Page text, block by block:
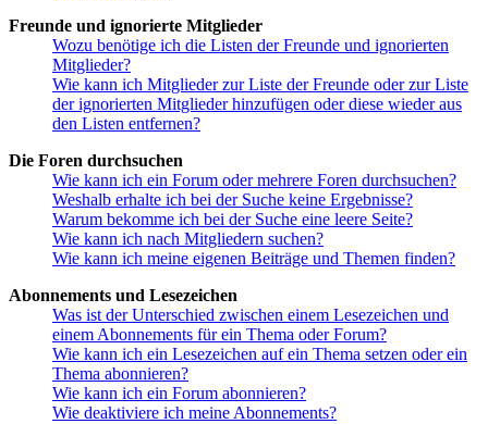
Freunde und ignorierte Mitglieder
Wozu benötige ich die Listen der Freunde und ignorierten
Mitglieder?
Wie kann ich Mitglieder zur Liste der Freunde oder zur Liste
der ignorierten Mitglieder hinzufügen oder diese wieder aus
den Listen entfernen?
Die Foren durchsuchen
Wie kann ich ein Forum oder mehrere Foren durchsuchen?
Weshalb erhalte ich bei der Suche keine Ergebnisse?
Warum bekomme ich bei der Suche eine leere Seite?
Wie kann ich nach Mitgliedern suchen?
Wie kann ich meine eigenen Beiträge und Themen finden?
Abonnements und Lesezeichen
Was ist der Unterschied zwischen einem Lesezeichen und
einem Abonnements für ein Thema oder Forum?
Wie kann ich ein Lesezeichen auf ein Thema setzen oder ein
Thema abonnieren?
Wie kann ich ein Forum abonnieren?
Wie deaktiviere ich meine Abonnements?